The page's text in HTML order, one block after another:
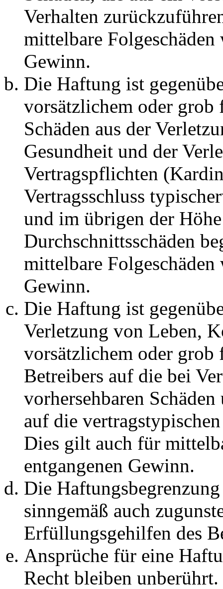
Verhalten
mittelbare Folgeschäden
Gewinn.
Die Haftung ist
vorsätzlichem oder grob
Schäden aus der
Gesundheit und der
Vertragspflichten
Vertragsschluss
und im übrigen der
Durchschnittsschäden
mittelbare Folgeschäden
Gewinn.
Die Haftung ist
Verletzung von Leben,
vorsätzlichem oder grob
Betreibers auf die bei
vorhersehbaren
auf die
Dies gilt auch für
entgangenen Gewinn.
Die
sinngemäß auch
Erfüllungsgehilfen des
Ansprüche für eine
Recht bleiben unberührt.